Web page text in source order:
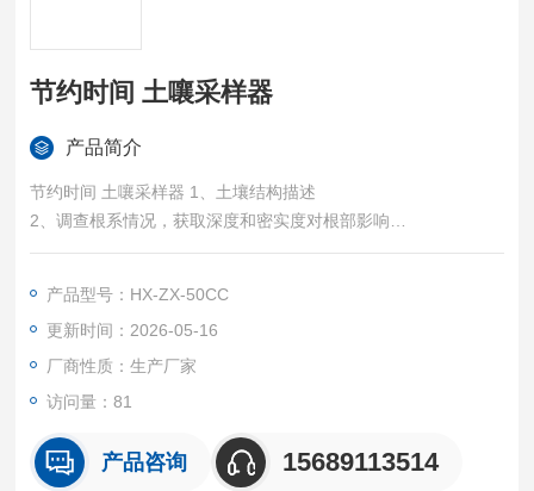
节约时间 土嚷采样器
产品简介
节约时间 土嚷采样器 1、土壤结构描述
2、调查根系情况，获取深度和密实度对根部影响
3、检测原状土的成分和密度
产品型号：HX-ZX-50CC
更新时间：2026-05-16
厂商性质：生产厂家
访问量：81
产品咨询 15689113514